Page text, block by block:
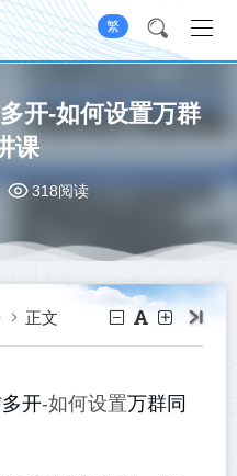
繁
开-如何设置万群
课
318阅读
正文
开-如何设置万群同